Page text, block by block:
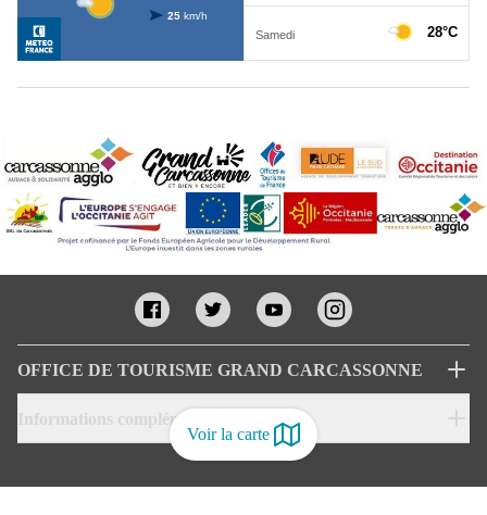
Voir la carte
OFFICE DE TOURISME GRAND CARCASSONNE
Informations complémentaires